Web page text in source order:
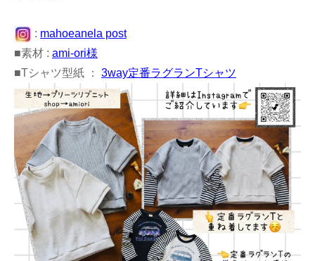
: mahoeanela post
■素材 : ami-ori様
■Tシャツ型紙 ： 3way定番ラグランTシャツ